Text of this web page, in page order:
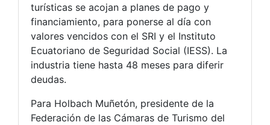
turísticas se acojan a planes de pago y
financiamiento, para ponerse al día con
valores vencidos con el SRI y el Instituto
Ecuatoriano de Seguridad Social (IESS). La
industria tiene hasta 48 meses para diferir
deudas.
Para Holbach Muñetón, presidente de la
Federación de las Cámaras de Turismo del